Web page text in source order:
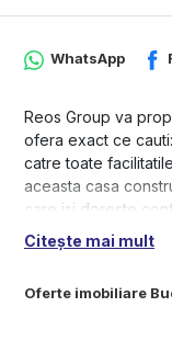
Oferte imobiliare
WhatsApp
Reos Group va
ofera exact ce
catre toate
aceasta casa
care isi doreste
De ce sa alegi
Cu o suprafata utila
Citește mai mult